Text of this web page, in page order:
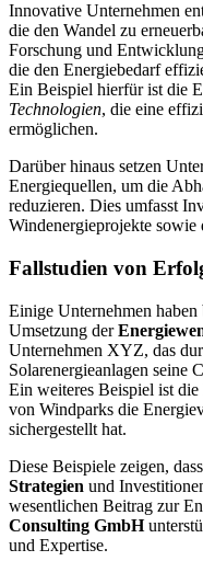
Innovative Unternehmen
die den Wandel zu
Forschung und
die den Energiebedarf
Ein Beispiel hierfür ist die
Technologien, die eine
ermöglichen.
Darüber hinaus setzen
Energiequellen, um die
reduzieren. Dies umfasst
Windenergieprojekte sowie
Fallstudien von
Einige Unternehmen
Umsetzung der
Unternehmen XYZ, das
Solarenergieanlagen seine
Ein weiteres Beispiel ist
von Windparks die
sichergestellt hat.
Diese Beispiele zeigen,
Strategien und
wesentlichen Beitrag zur
Consulting GmbH
und Expertise.